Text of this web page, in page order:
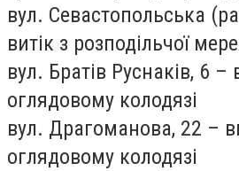
вул. Севастопольська
витік з розподільчої
вул. Братів Руснаків, 6 –
оглядовому колодязі
вул. Драгоманова, 22 –
оглядовому колодязі